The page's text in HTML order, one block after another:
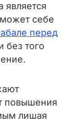
является
себе
перед
без того
повышения
лишая